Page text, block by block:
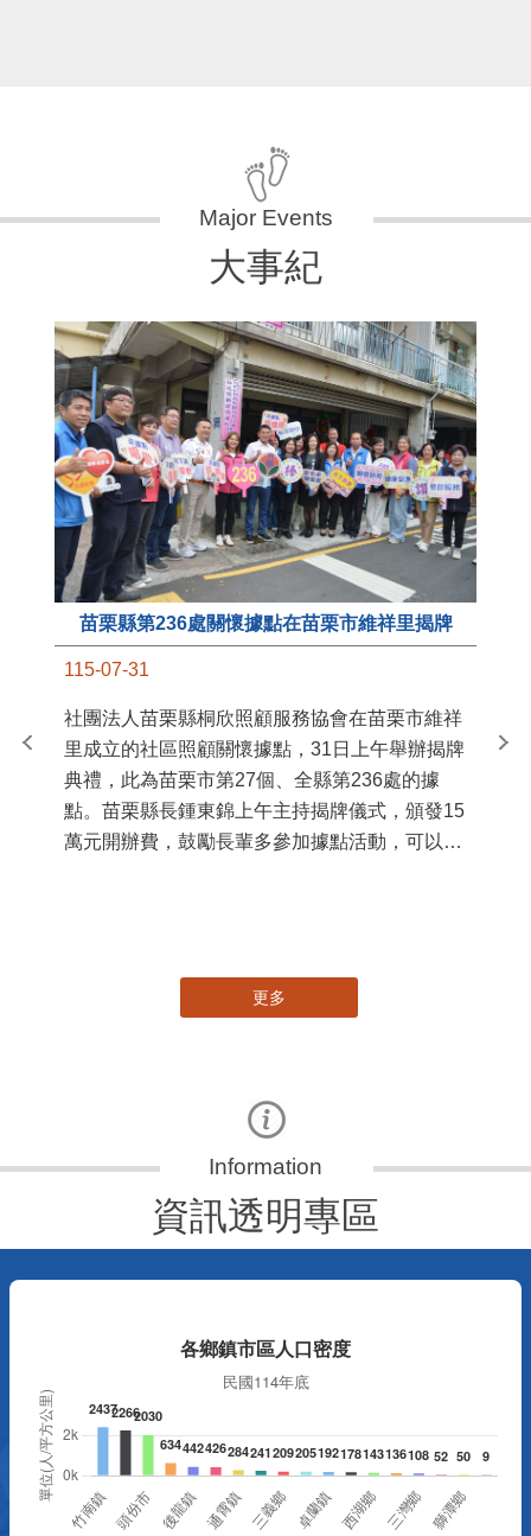
大事紀
苗栗縣第236處關懷據點在苗栗市維祥里揭牌
115-07-31
社團法人苗栗縣桐欣照顧服務協會在苗栗市維祥
里成立的社區照顧關懷據點，31日上午舉辦揭牌
典禮，此為苗栗市第27個、全縣第236處的據
點。苗栗縣長鍾東錦上午主持揭牌儀式，頒發15
萬元開辦費，鼓勵長輩多參加據點活動，可以更
苗
更多
資訊透明專區